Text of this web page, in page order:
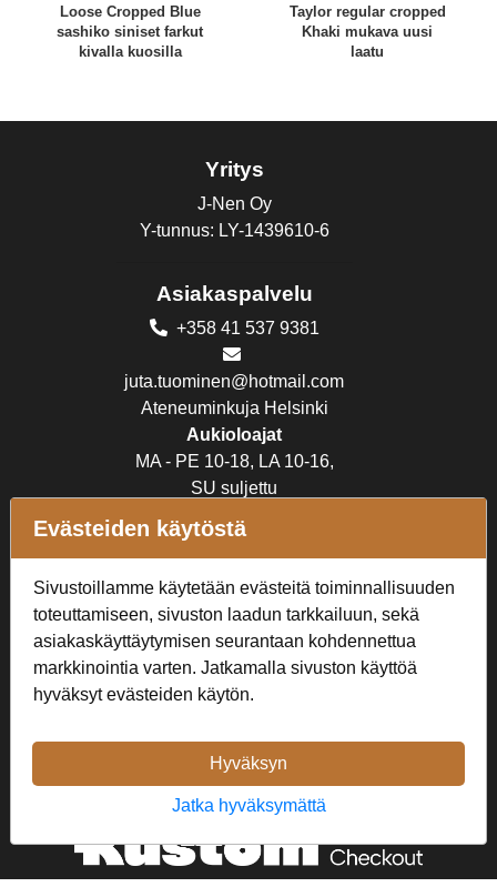
Loose Cropped Blue
sashiko siniset farkut
kivalla kuosilla
Taylor regular cropped
Khaki mukava uusi
laatu
Yritys
J-Nen Oy
Y-tunnus: LY-1439610-6
Asiakaspalvelu
+358 41 537 9381
juta.tuominen@hotmail.com
Ateneuminkuja Helsinki
Aukioloajat
MA - PE 10-18, LA 10-16,
SU suljettu
Tilaus- ja toimitusehdot
Rekisteriseloste
Seuraa Meitä
Evästeiden käytöstä
Sivustoillamme käytetään evästeitä toiminnallisuuden
toteuttamiseen, sivuston laadun tarkkailuun, sekä
asiakaskäyttäytymisen seurantaan kohdennettua
markkinointia varten. Jatkamalla sivuston käyttöä
hyväksyt evästeiden käytön.
Hyväksyn
Jatka hyväksymättä